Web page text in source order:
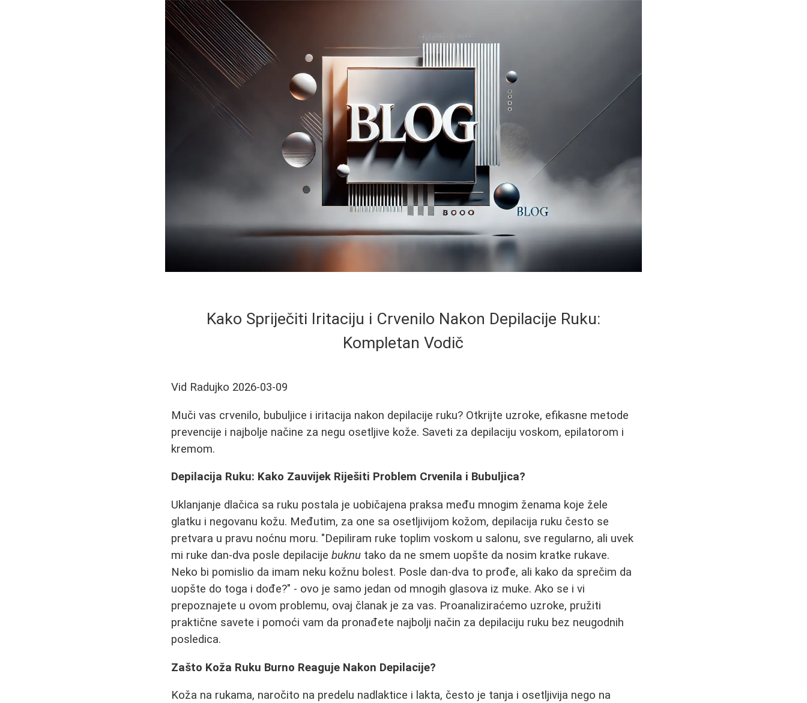
Kako Spriječiti Iritaciju i Crvenilo Nakon Depilacije Ruku:
Kompletan Vodič
Vid Radujko 2026-03-09
Muči vas crvenilo, bubuljice i iritacija nakon depilacije ruku? Otkrijte uzroke, efikasne metode
prevencije i najbolje načine za negu osetljive kože. Saveti za depilaciju voskom, epilatorom i
kremom.
Depilacija Ruku: Kako Zauvijek Riješiti Problem Crvenila i Bubuljica?
Uklanjanje dlačica sa ruku postala je uobičajena praksa među mnogim ženama koje žele
glatku i negovanu kožu. Međutim, za one sa osetljivijom kožom, depilacija ruku često se
pretvara u pravu noćnu moru. "Depiliram ruke toplim voskom u salonu, sve regularno, ali uvek
mi ruke dan-dva posle depilacijebuknu tako da ne smem uopšte da nosim kratke rukave.
Neko bi pomislio da imam neku kožnu bolest. Posle dan-dva to prođe, ali kako da sprečim da
uopšte do toga i dođe?" - ovo je samo jedan od mnogih glasova iz muke. Ako se i vi
prepoznajete u ovom problemu, ovaj članak je za vas. Proanaliziraćemo uzroke, pružiti
praktične savete i pomoći vam da pronađete najbolji način za depilaciju ruku bez neugodnih
posledica.
Zašto Koža Ruku Burno Reaguje Nakon Depilacije?
Koža na rukama, naročito na predelu nadlaktice i lakta, često je tanja i osetljivija nego na